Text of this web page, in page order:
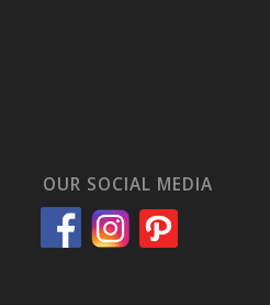
OUR SOCIAL MEDIA